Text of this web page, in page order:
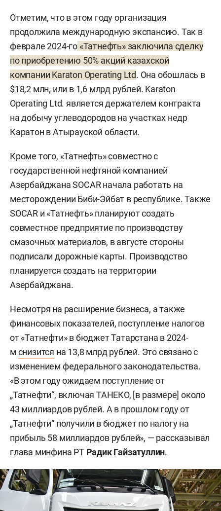
Отметим, что в этом году организация
продолжила международную экспансию. Так в
феврале 2024-го «Татнефть» заключила сделку
по приобретению 50% акций казахской
компании Karaton Operating Ltd. Она обошлась в
$18,2 млн, или в 1,6 млрд рублей. Karaton
Operating Ltd. является держателем контракта
на добычу углеводородов на участках недр
Каратон в Атырауской области.
Кроме того, «Татнефть» совместно с
государственной нефтяной компанией
Азербайджана SOCAR начала работать на
месторождении Биби-Эйбат в республике. Также
SOCAR и «Татнефть» планируют создать
совместное предприятие по производству
смазочных материалов, в августе стороны
подписали дорожные карты. Производство
планируется создать на территории
Азербайджана.
Несмотря на расширение бизнеса, а также
финансовых показателей, поступление налогов
от «Татнефти» в бюджет Татарстана в 2024-
м снизится на 13,8 млрд рублей. Это связано с
изменением федерального законодательства.
«В этом году ожидаем поступление от
„Татнефти“, включая ТАНЕКО, [в размере] около
43 миллиардов рублей. А в прошлом году от
„Татнефти“ получили в бюджет по налогу на
прибыль 58 миллиардов рублей», — рассказывал
глава минфина РТ Радик Гайзатуллин.